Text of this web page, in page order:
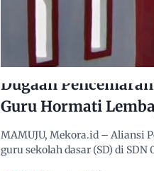
Dugaan
Guru Hormati
MAMUJU, Mekora.id – Aliansi
guru sekolah dasar (SD) di